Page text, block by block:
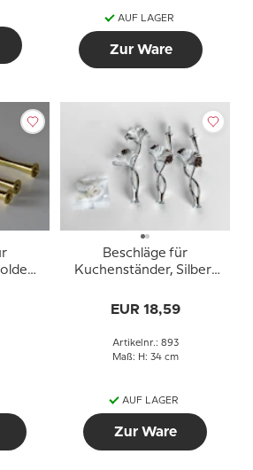
AUF LAGER
Zur Ware
Beschläge für
Kuchenständer, Silber-
2-3 Schicht
EUR 18,59
Artikelnr.: 893
Maß: H: 34 cm
AUF LAGER
Zur Ware